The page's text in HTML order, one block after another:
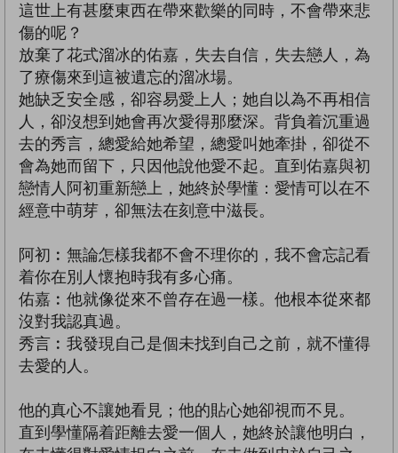
這世上有甚麼東西在帶來歡樂的同時，不會帶來悲
傷的呢？
放棄了花式溜冰的佑嘉，失去自信，失去戀人，為
了療傷來到這被遺忘的溜冰場。
她缺乏安全感，卻容易愛上人；她自以為不再相信
人，卻沒想到她會再次愛得那麼深。背負着沉重過
去的秀言，總愛給她希望，總愛叫她牽掛，卻從不
會為她而留下，只因他說他愛不起。直到佑嘉與初
戀情人阿初重新戀上，她終於學懂：愛情可以在不
經意中萌芽，卻無法在刻意中滋長。
阿初︰無論怎樣我都不會不理你的，我不會忘記看
着你在別人懷抱時我有多心痛。
佑嘉︰他就像從來不曾存在過一樣。他根本從來都
沒對我認真過。
秀言︰我發現自己是個未找到自己之前，就不懂得
去愛的人。
他的真心不讓她看見；他的貼心她卻視而不見。
直到學懂隔着距離去愛一個人，她終於讓他明白，